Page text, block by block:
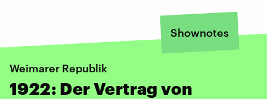
Shownotes
Weimarer Republik
1922: Der Vertrag von